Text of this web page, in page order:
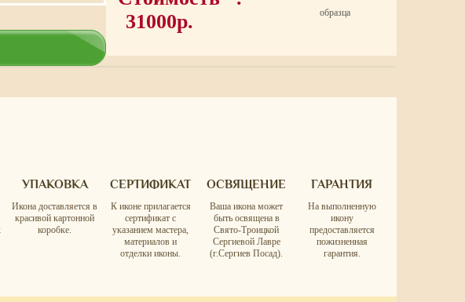
31000р.
образца
УПАКОВКА
Икона доставляется в
красивой картонной
коробке.
СЕРТИФИКАТ
К иконе прилагается
сертификат с
указанием мастера,
материалов и
отделки иконы.
ОСВЯЩЕНИЕ
Ваша икона может
быть освящена в
Свято-Троицкой
Сергиевой Лавре
(г.Сергиев Посад).
ГАРАНТИЯ
На выполненную
икону
предоставляется
пожизненная
гарантия.